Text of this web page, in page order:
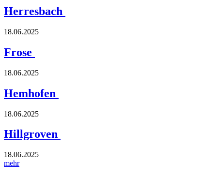
Herresbach
18.06.2025
Frose
18.06.2025
Hemhofen
18.06.2025
Hillgroven
18.06.2025
mehr